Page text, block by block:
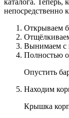
непосредственно
Открываем
Вынимаем с
Полностью
Опустить
Находим
Крышка